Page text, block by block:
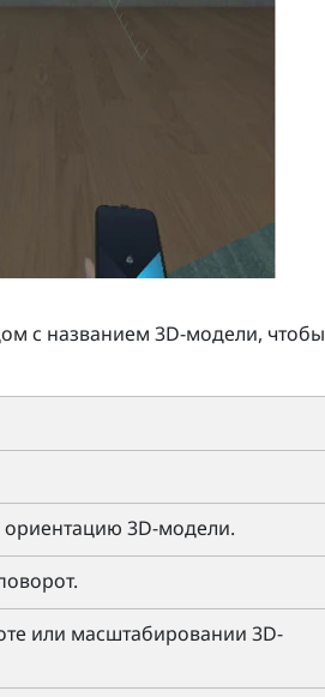
с названием 3D-модели, чтобы
ориентацию 3D-модели.
или масштабировании 3D-